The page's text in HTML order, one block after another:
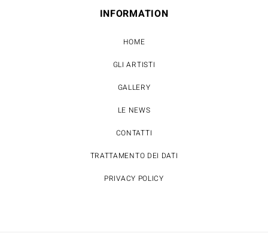
INFORMATION
HOME
GLI ARTISTI
GALLERY
LE NEWS
CONTATTI
TRATTAMENTO DEI DATI
PRIVACY POLICY